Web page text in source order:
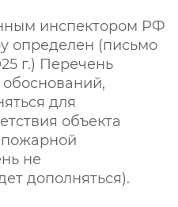
инспектором РФ
определен (письмо
г.) Перечень
для
объекта
не
дополняться).